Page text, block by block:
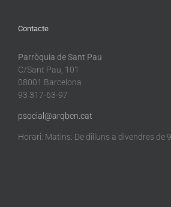
Contacte
Parròquia de Sant Pau
C/Sant Pau, 101
08001 Barcelona
93 317-63-97
psocial@arqbcn.cat
Horari: Matins: De dilluns a divendres de